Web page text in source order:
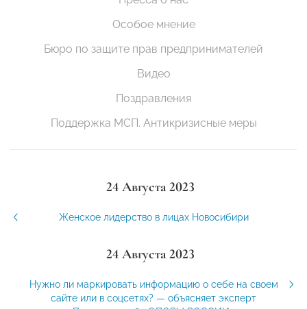
Особое мнение
Бюро по защите прав предпринимателей
Видео
Поздравления
Поддержка МСП. Антикризисные меры
24 Августа 2023
Женское лидерство в лицах Новосибири
24 Августа 2023
Нужно ли маркировать информацию о себе на своем
сайте или в соцсетях? — объясняет эксперт